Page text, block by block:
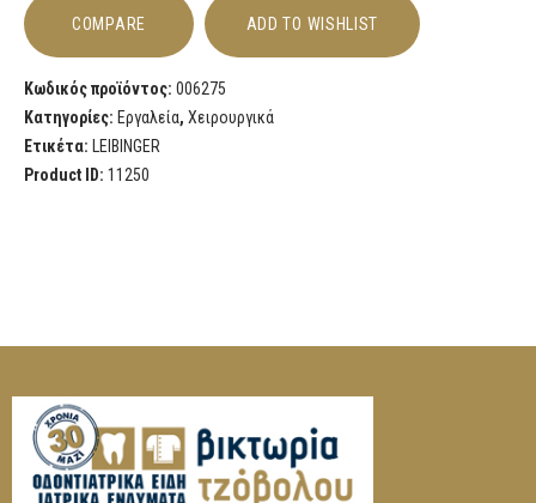
COMPARE ADD TO WISHLIST
Κωδικός προϊόντος: 006275
Κατηγορίες: Εργαλεία, Χειρουργικά
Ετικέτα: LEIBINGER
Product ID: 11250